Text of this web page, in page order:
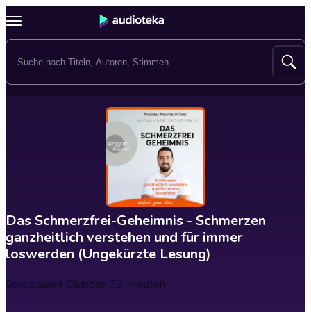
Das Schmerzfrei-Geheimnis - Schmerzen
ganzheitlich verstehen und für immer
loswerden (Ungekürzte Lesung)
Spieldauer4 Stunden 32 Minuten